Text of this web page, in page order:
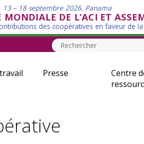
13 – 18 septembre 2026, Panama
MONDIALE DE L’ACI ET
des coopératives en faveur de
Presse
Centre